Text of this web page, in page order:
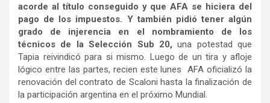
acorde al título conseguido y que AFA se hiciera del
pago de los impuestos. Y también pidió tener algún
grado de injerencia en el nombramiento de los
técnicos de la Selección Sub 20, una potestad que
Tapia reivindicó para si mismo. Luego de un tira y afloje
lógico entre las partes, recien este lunes AFA oficializó la
renovación del contrato de Scaloni hasta la finalización de
la participación argentina en el próximo Mundial.